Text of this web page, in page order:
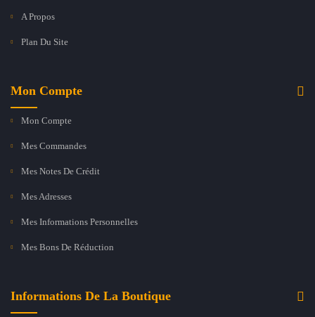
A Propos
Plan Du Site
Mon Compte
Mon Compte
Mes Commandes
Mes Notes De Crédit
Mes Adresses
Mes Informations Personnelles
Mes Bons De Réduction
Informations De La Boutique